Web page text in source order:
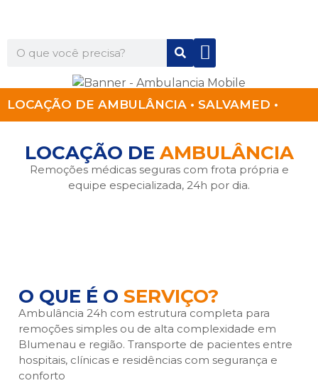
LOCAÇÃO DE AMBULÂNCIA • SALVAMED •
LOCAÇÃO DE AMBULÂNCIA
Remoções médicas seguras com frota própria e
equipe especializada, 24h por dia.
O QUE É O SERVIÇO?
Ambulância 24h com estrutura completa para
remoções simples ou de alta complexidade em
Blumenau e região. Transporte de pacientes entre
hospitais, clínicas e residências com segurança e
conforto